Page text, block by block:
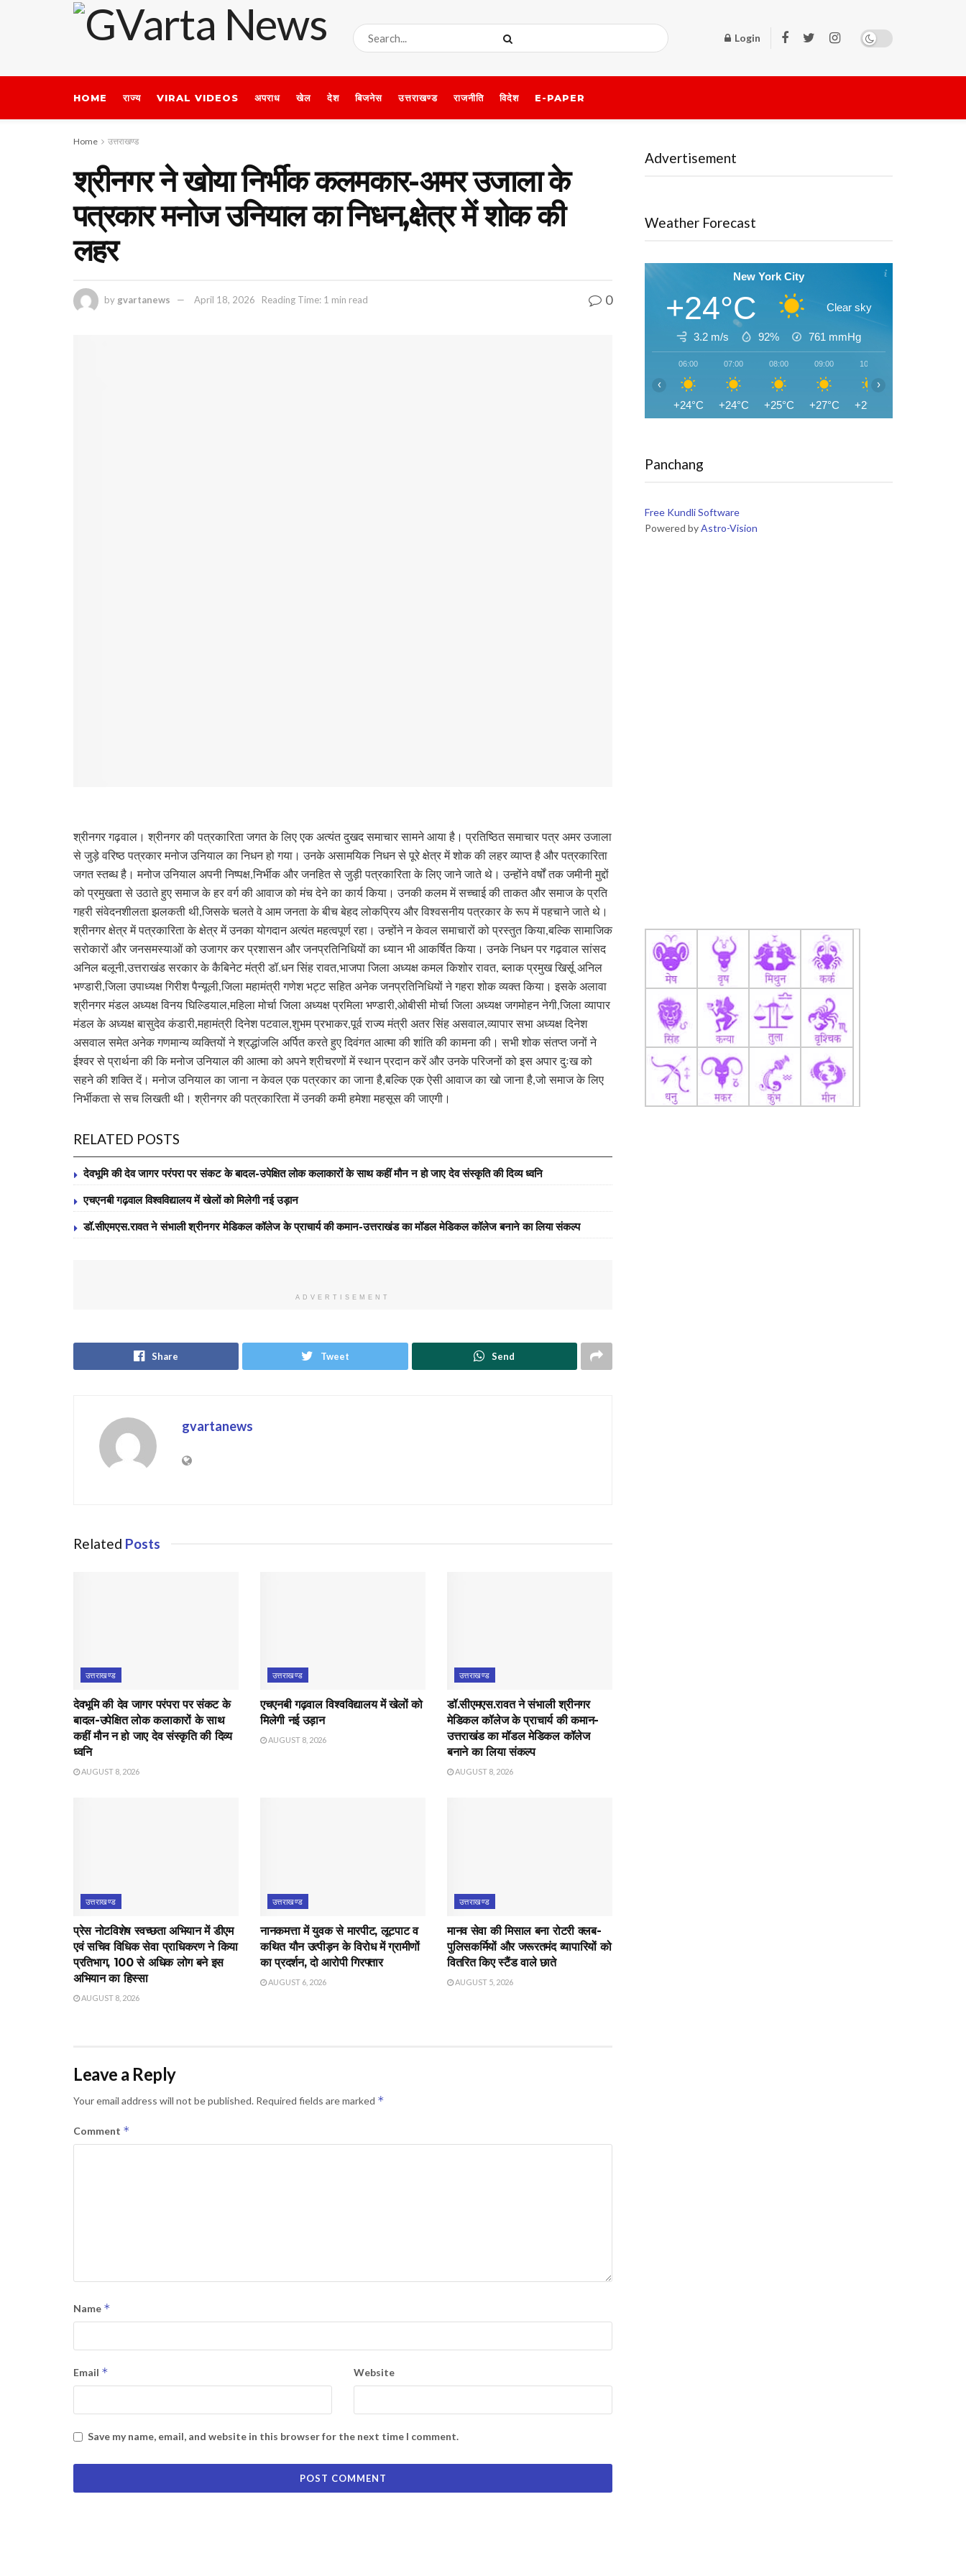
Login
HOME राज्य VIRAL VIDEOS अपराध खेल देश बिजनेस उत्तराखण्ड राजनीति विदेश E-PAPER
Home उत्तराखण्ड
श्रीनगर ने खोया निर्भीक कलमकार-अमर उजाला के
पत्रकार मनोज उनियाल का निधन,क्षेत्र में शोक की
लहर
by gvartanews April 18, 2026 Reading Time: 1 min read 0
श्रीनगर गढ़वाल। श्रीनगर की पत्रकारिता जगत के लिए एक अत्यंत दुखद समाचार सामने आया है। प्रतिष्ठित समाचार पत्र अमर उजाला
से जुड़े वरिष्ठ पत्रकार मनोज उनियाल का निधन हो गया। उनके असामयिक निधन से पूरे क्षेत्र में शोक की लहर व्याप्त है और पत्रकारिता
जगत स्तब्ध है। मनोज उनियाल अपनी निष्पक्ष,निर्भीक और जनहित से जुड़ी पत्रकारिता के लिए जाने जाते थे। उन्होंने वर्षों तक जमीनी मुद्दों
को प्रमुखता से उठाते हुए समाज के हर वर्ग की आवाज को मंच देने का कार्य किया। उनकी कलम में सच्चाई की ताकत और समाज के प्रति
गहरी संवेदनशीलता झलकती थी,जिसके चलते वे आम जनता के बीच बेहद लोकप्रिय और विश्वसनीय पत्रकार के रूप में पहचाने जाते थे।
श्रीनगर क्षेत्र में पत्रकारिता के क्षेत्र में उनका योगदान अत्यंत महत्वपूर्ण रहा। उन्होंने न केवल समाचारों को प्रस्तुत किया,बल्कि सामाजिक
सरोकारों और जनसमस्याओं को उजागर कर प्रशासन और जनप्रतिनिधियों का ध्यान भी आकर्षित किया। उनके निधन पर गढ़वाल सांसद
अनिल बलूनी,उत्तराखंड सरकार के कैबिनेट मंत्री डॉ.धन सिंह रावत,भाजपा जिला अध्यक्ष कमल किशोर रावत, ब्लाक प्रमुख खिर्सू अनिल
भण्डारी,जिला उपाध्यक्ष गिरीश पैन्यूली,जिला महामंत्री गणेश भट्ट सहित अनेक जनप्रतिनिधियों ने गहरा शोक व्यक्त किया। इसके अलावा
श्रीनगर मंडल अध्यक्ष विनय घिल्डियाल,महिला मोर्चा जिला अध्यक्ष प्रमिला भण्डारी,ओबीसी मोर्चा जिला अध्यक्ष जगमोहन नेगी,जिला व्यापार
मंडल के अध्यक्ष बासुदेव कंडारी,महामंत्री दिनेश पटवाल,शुभम प्रभाकर,पूर्व राज्य मंत्री अतर सिंह असवाल,व्यापार सभा अध्यक्ष दिनेश
असवाल समेत अनेक गणमान्य व्यक्तियों ने श्रद्धांजलि अर्पित करते हुए दिवंगत आत्मा की शांति की कामना की। सभी शोक संतप्त जनों ने
ईश्वर से प्रार्थना की कि मनोज उनियाल की आत्मा को अपने श्रीचरणों में स्थान प्रदान करें और उनके परिजनों को इस अपार दुःख को
सहने की शक्ति दें। मनोज उनियाल का जाना न केवल एक पत्रकार का जाना है,बल्कि एक ऐसी आवाज का खो जाना है,जो समाज के लिए
निर्भीकता से सच लिखती थी। श्रीनगर की पत्रकारिता में उनकी कमी हमेशा महसूस की जाएगी।
RELATED POSTS
देवभूमि की देव जागर परंपरा पर संकट के बादल-उपेक्षित लोक कलाकारों के साथ कहीं मौन न हो जाए देव संस्कृति की दिव्य ध्वनि
एचएनबी गढ़वाल विश्वविद्यालय में खेलों को मिलेगी नई उड़ान
डॉ.सीएमएस.रावत ने संभाली श्रीनगर मेडिकल कॉलेज के प्राचार्य की कमान-उत्तराखंड का मॉडल मेडिकल कॉलेज बनाने का लिया संकल्प
ADVERTISEMENT
Share Tweet Send
gvartanews
Related Posts
उत्तराखण्ड
देवभूमि की देव जागर परंपरा पर संकट के
बादल-उपेक्षित लोक कलाकारों के साथ
कहीं मौन न हो जाए देव संस्कृति की दिव्य
ध्वनि
AUGUST 8, 2026
उत्तराखण्ड
एचएनबी गढ़वाल विश्वविद्यालय में खेलों को
मिलेगी नई उड़ान
AUGUST 8, 2026
उत्तराखण्ड
डॉ.सीएमएस.रावत ने संभाली श्रीनगर
मेडिकल कॉलेज के प्राचार्य की कमान-
उत्तराखंड का मॉडल मेडिकल कॉलेज
बनाने का लिया संकल्प
AUGUST 8, 2026
उत्तराखण्ड
प्रेस नोटविशेष स्वच्छता अभियान में डीएम
एवं सचिव विधिक सेवा प्राधिकरण ने किया
प्रतिभाग, 100 से अधिक लोग बने इस
अभियान का हिस्सा
AUGUST 8, 2026
उत्तराखण्ड
नानकमत्ता में युवक से मारपीट, लूटपाट व
कथित यौन उत्पीड़न के विरोध में ग्रामीणों
का प्रदर्शन, दो आरोपी गिरफ्तार
AUGUST 6, 2026
उत्तराखण्ड
मानव सेवा की मिसाल बना रोटरी क्लब-
पुलिसकर्मियों और जरूरतमंद व्यापारियों को
वितरित किए स्टैंड वाले छाते
AUGUST 5, 2026
Leave a Reply
Your email address will not be published. Required fields are marked *
Comment *
Name *
Email * Website
Save my name, email, and website in this browser for the next time I comment.
Advertisement
Weather Forecast
New York City
+24°C Clear sky
3.2 m/s 92% 761 mmHg
06:00
+24°C
07:00
+24°C
08:00
+25°C
09:00
+27°C
10:00
+29°C
‹ ›
Panchang
Free Kundli Software
Powered byAstro-Vision